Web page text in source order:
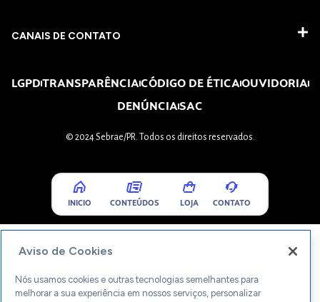
CANAIS DE CONTATO
LGPDTRANSPARÊNCIACÓDIGO DE ÉTICAOUVIDORIA
DENÚNCIASAC
© 2024 Sebrae/PR. Todos os direitos reservados.
INICIO CONTEÚDOS LOJA CONTATO
Aviso de Cookies
Nós usamos cookies e outras tecnologias semelhantes para
melhorar a sua experiência em nossos serviços, personalizar